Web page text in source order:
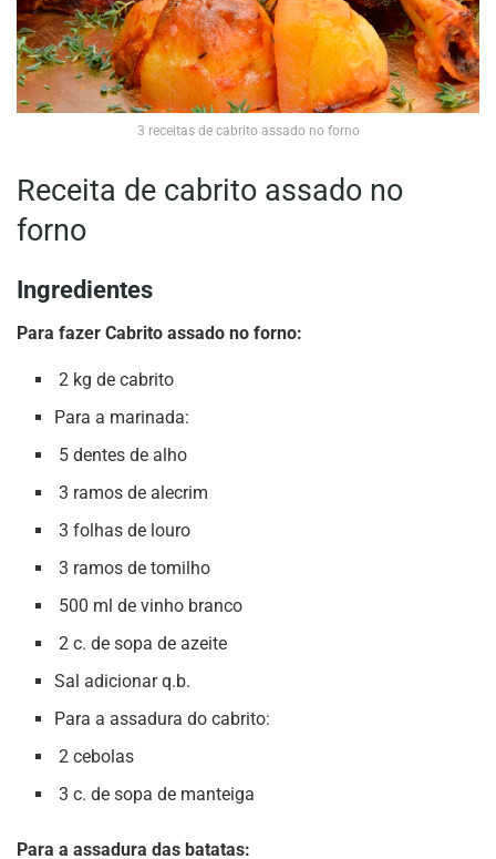
3 receitas de cabrito assado no forno
Receita de cabrito assado no
forno
Ingredientes
Para fazer Cabrito assado no forno:
2 kg de cabrito
Para a marinada:
5 dentes de alho
3 ramos de alecrim
3 folhas de louro
3 ramos de tomilho
500 ml de vinho branco
2 c. de sopa de azeite
Sal adicionar q.b.
Para a assadura do cabrito:
2 cebolas
3 c. de sopa de manteiga
Para a assadura das batatas: